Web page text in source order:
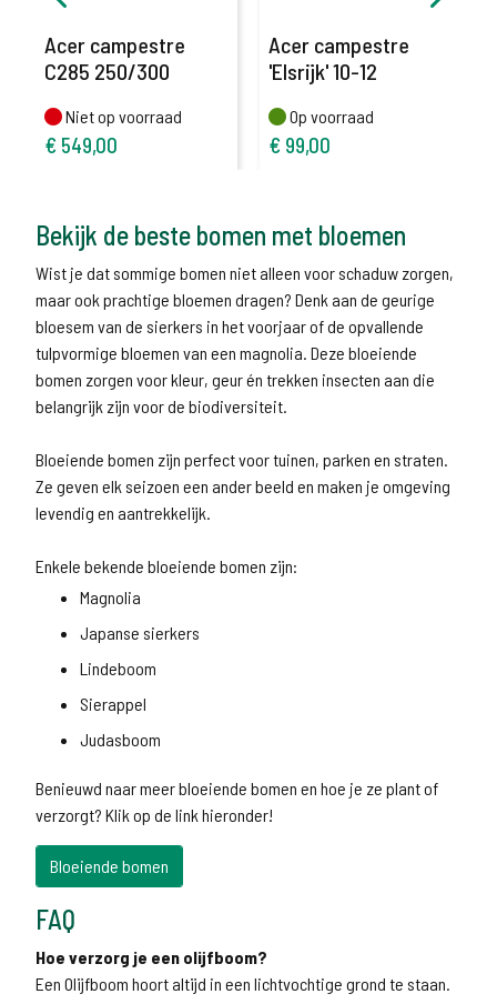
Acer campestre
C285 250/300
Niet op voorraad
Niet op voorraad
€ 549,00
Acer campestre
'Elsrijk' 10-12
Op voorraad
Op voorraad
€ 99,00
Bekijk de beste bomen met bloemen
Wist je dat sommige bomen niet alleen voor schaduw zorgen,
maar ook prachtige bloemen dragen? Denk aan de geurige
bloesem van de sierkers in het voorjaar of de opvallende
tulpvormige bloemen van een magnolia. Deze bloeiende
bomen zorgen voor kleur, geur én trekken insecten aan die
belangrijk zijn voor de biodiversiteit.
Bloeiende bomen zijn perfect voor tuinen, parken en straten.
Ze geven elk seizoen een ander beeld en maken je omgeving
levendig en aantrekkelijk.
Enkele bekende bloeiende bomen zijn:
Magnolia
Japanse sierkers
Lindeboom
Sierappel
Judasboom
Benieuwd naar meer bloeiende bomen en hoe je ze plant of
verzorgt? Klik op de link hieronder!
Bloeiende bomen
FAQ
Hoe verzorg je een olijfboom?
Een Olijfboom hoort altijd in een lichtvochtige grond te staan.